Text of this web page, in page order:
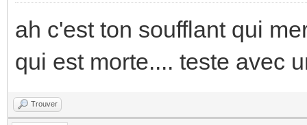
ah c'est ton soufflant qui
qui est morte.... teste avec
Trouver